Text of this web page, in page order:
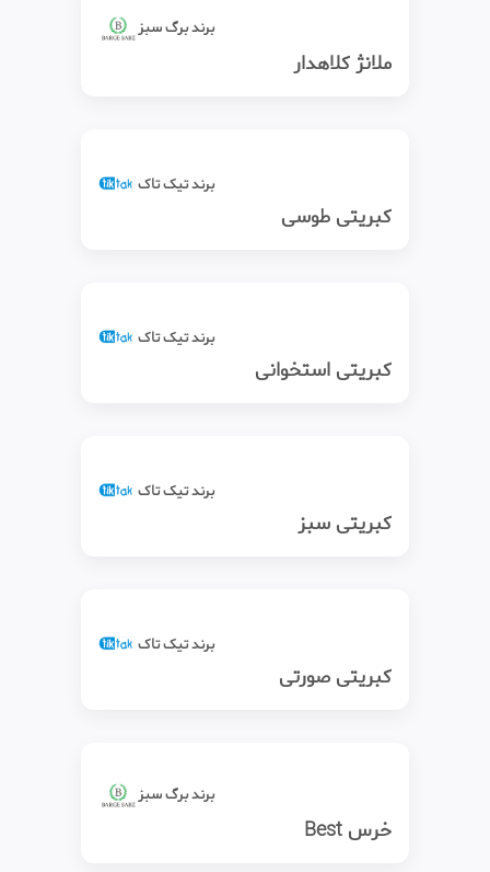
برند برگ سبز
ملانژ کلاهدار
برند تیک‌ تاک
کبریتی طوسی
برند تیک‌ تاک
کبریتی استخوانی
برند تیک‌ تاک
کبریتی سبز
برند تیک‌ تاک
کبریتی صورتی
برند برگ سبز
خرس Best